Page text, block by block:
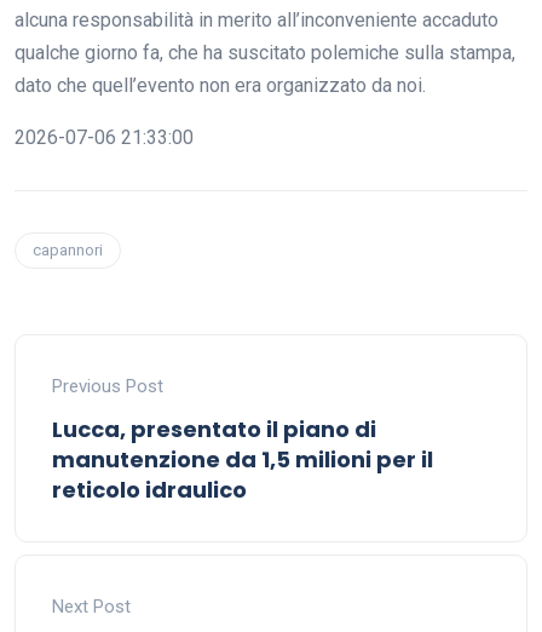
alcuna responsabilità in merito all’inconveniente accaduto
qualche giorno fa, che ha suscitato polemiche sulla stampa,
dato che quell’evento non era organizzato da noi.
2026-07-06 21:33:00
capannori
Previous Post
Lucca, presentato il piano di
manutenzione da 1,5 milioni per il
reticolo idraulico
Next Post